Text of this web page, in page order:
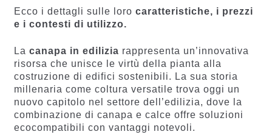
Ecco i dettagli sulle loro caratteristiche, i prezzi
e i contesti di utilizzo.
La canapa in edilizia rappresenta un’innovativa
risorsa che unisce le virtù della pianta alla
costruzione di edifici sostenibili. La sua storia
millenaria come coltura versatile trova oggi un
nuovo capitolo nel settore dell’edilizia, dove la
combinazione di canapa e calce offre soluzioni
ecocompatibili con vantaggi notevoli.